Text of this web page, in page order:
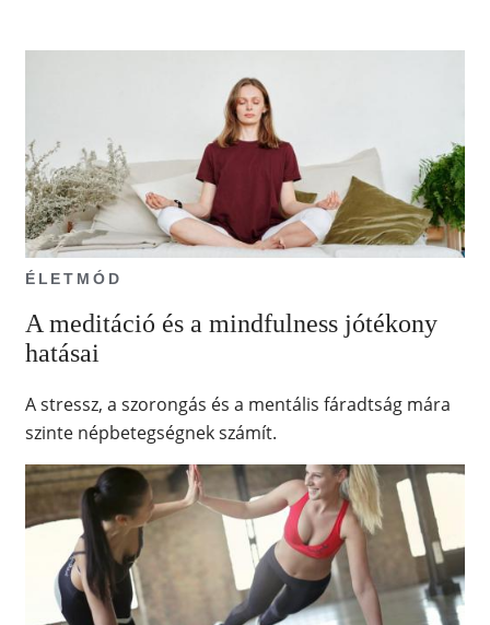
ÉLETMÓD
A meditáció és a mindfulness jótékony
hatásai
A stressz, a szorongás és a mentális fáradtság mára
szinte népbetegségnek számít.